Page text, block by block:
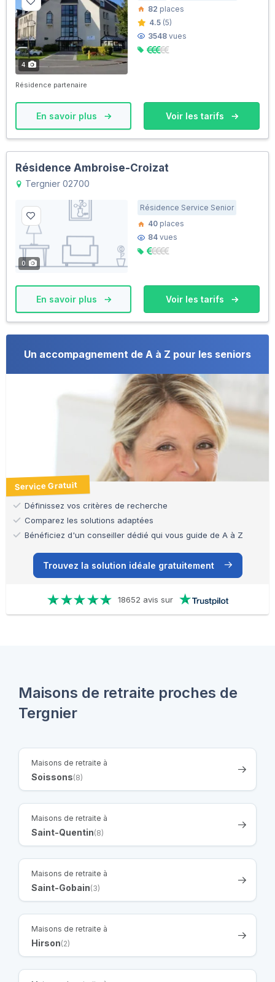
4
82 places
4.5 (5)
3548 vues
Résidence partenaire
En savoir plus Voir les tarifs
Résidence Ambroise-Croizat
Tergnier 02700
0
Résidence Service Senior
40 places
84 vues
En savoir plus Voir les tarifs
Un accompagnement de A à Z pour les seniors
Service Gratuit
Définissez vos critères de recherche
Comparez les solutions adaptées
Bénéficiez d'un conseiller dédié qui vous guide de A à Z
Trouvez la solution idéale gratuitement
18652 avis sur
Maisons de retraite proches de
Tergnier
Maisons de retraite à
Soissons(8)
Maisons de retraite à
Saint-Quentin(8)
Maisons de retraite à
Saint-Gobain(3)
Maisons de retraite à
Hirson(2)